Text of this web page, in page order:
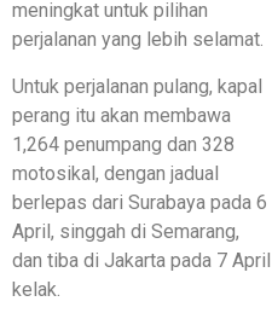
meningkat untuk pilihan
perjalanan yang lebih selamat.
Untuk perjalanan pulang, kapal
perang itu akan membawa
1,264 penumpang dan 328
motosikal, dengan jadual
berlepas dari Surabaya pada 6
April, singgah di Semarang,
dan tiba di Jakarta pada 7 April
kelak.